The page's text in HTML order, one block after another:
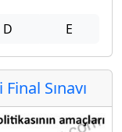
D E
Sınavı